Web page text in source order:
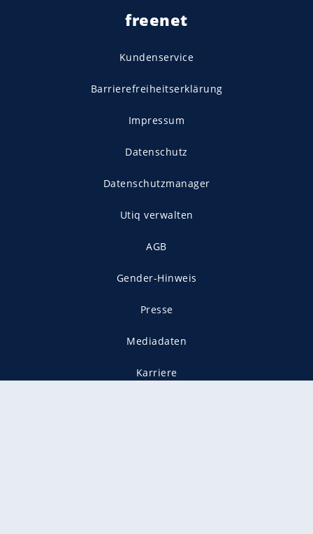
freenet
Kundenservice
Barrierefreiheitserklärung
Impressum
Datenschutz
Datenschutzmanager
Utiq verwalten
AGB
Gender-Hinweis
Presse
Mediadaten
Karriere